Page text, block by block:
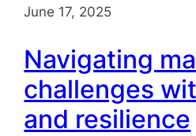
June 17, 2025
Navigating
challenges
and resilience